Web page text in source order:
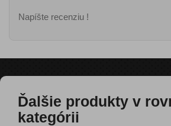
Napíšte recenziu !
Ďalšie produkty v
kategórii